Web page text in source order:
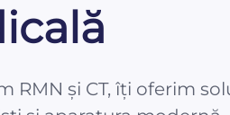
RMN și CT, îți oferim